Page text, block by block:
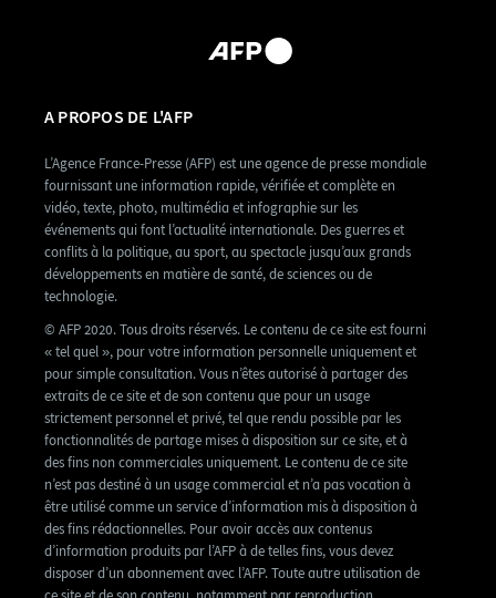
A PROPOS DE L'AFP
L’Agence France-Presse (AFP) est une agence de presse mondiale
fournissant une information rapide, vérifiée et complète en
vidéo, texte, photo, multimédia et infographie sur les
événements qui font l’actualité internationale. Des guerres et
conflits à la politique, au sport, au spectacle jusqu’aux grands
développements en matière de santé, de sciences ou de
technologie.
© AFP 2020. Tous droits réservés. Le contenu de ce site est fourni
« tel quel », pour votre information personnelle uniquement et
pour simple consultation. Vous n’êtes autorisé à partager des
extraits de ce site et de son contenu que pour un usage
strictement personnel et privé, tel que rendu possible par les
fonctionnalités de partage mises à disposition sur ce site, et à
des fins non commerciales uniquement. Le contenu de ce site
n’est pas destiné à un usage commercial et n’a pas vocation à
être utilisé comme un service d’information mis à disposition à
des fins rédactionnelles. Pour avoir accès aux contenus
d’information produits par l’AFP à de telles fins, vous devez
disposer d’un abonnement avec l’AFP. Toute autre utilisation de